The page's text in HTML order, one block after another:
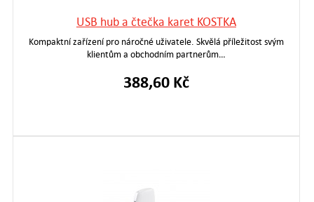
USB hub a čtečka karet KOSTKA
Kompaktní zařízení pro náročné uživatele. Skvělá příležitost svým
klientům a obchodním partnerům…
388,60 Kč